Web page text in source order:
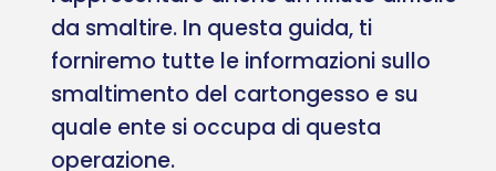
da smaltire. In questa guida, ti
forniremo tutte le informazioni sullo
smaltimento del cartongesso e su
quale ente si occupa di questa
operazione.